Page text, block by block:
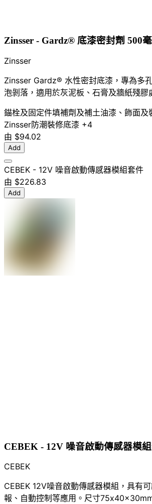
Zinsser - Gardz® 底漆密封劑 500
Zinsser
Zinsser Gardz® 水性密封底漆，專為多
泡剝落，適用於灰泥板、石膏及牆紙殘膠
錨栓及固定件填補劑及補土油漆、飾面及
Zinsser防潮裝修底漆 +4
由 $94.02
Add
CEBEK - 12V 噪音啟動傳感器模組套件
由 $226.83
Add
CEBEK - 12V 噪音啟動傳感器模
CEBEK
CEBEK 12V噪音啟動傳感器模組，具有
報、自動控制等應用。尺寸